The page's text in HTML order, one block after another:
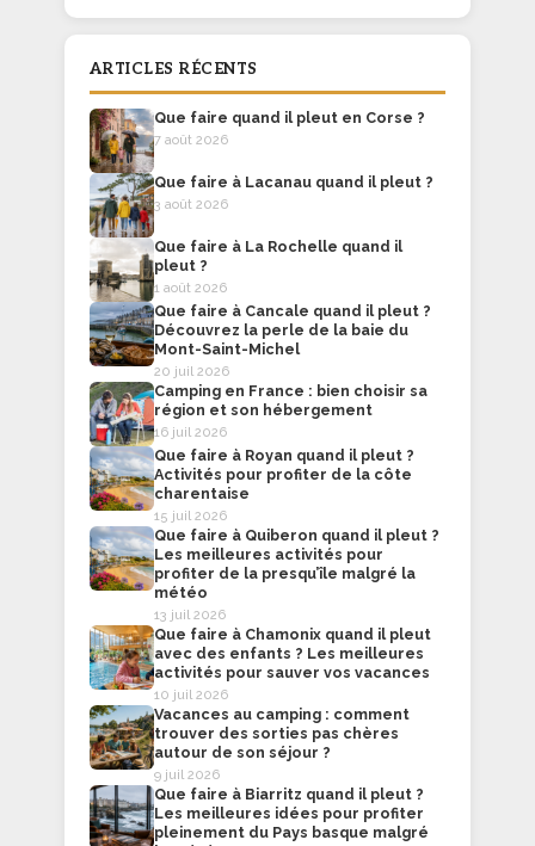
ARTICLES RÉCENTS
Que faire quand il pleut en Corse ?
7 août 2026
Que faire à Lacanau quand il pleut ?
3 août 2026
Que faire à La Rochelle quand il
pleut ?
1 août 2026
Que faire à Cancale quand il pleut ?
Découvrez la perle de la baie du
Mont-Saint-Michel
20 juil 2026
Camping en France : bien choisir sa
région et son hébergement
16 juil 2026
Que faire à Royan quand il pleut ?
Activités pour profiter de la côte
charentaise
15 juil 2026
Que faire à Quiberon quand il pleut ?
Les meilleures activités pour
profiter de la presqu’île malgré la
météo
13 juil 2026
Que faire à Chamonix quand il pleut
avec des enfants ? Les meilleures
activités pour sauver vos vacances
10 juil 2026
Vacances au camping : comment
trouver des sorties pas chères
autour de son séjour ?
9 juil 2026
Que faire à Biarritz quand il pleut ?
Les meilleures idées pour profiter
pleinement du Pays basque malgré